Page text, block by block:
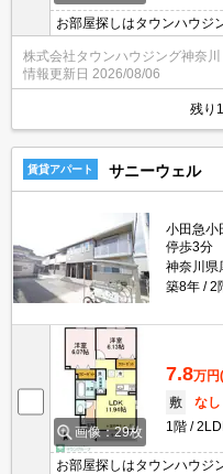
お部屋探しはタウンハウジ
株式会社タウンハウジング神奈
情報更新日 2026/08/06
残り
賃貸アパート サニーウェル
小田急小
停歩3分
神奈川県
築8年
2
画像：29枚
7.8万円
敷
なし
1階
お部屋探しはタウンハウジ